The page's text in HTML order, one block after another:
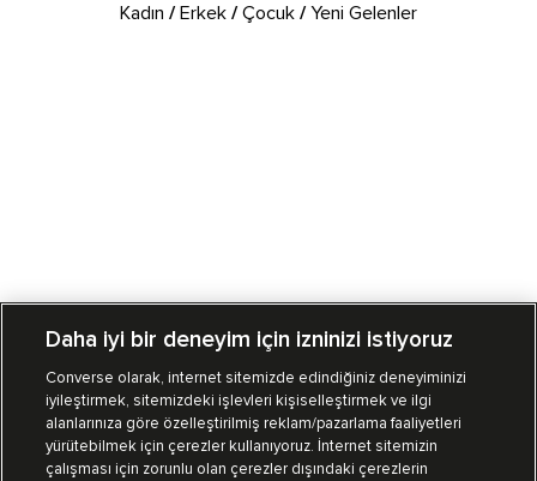
Kadın /Erkek /Çocuk /Yeni Gelenler
Mağazalarımız Sipariş Takibi
Müşteri İlişkileri
Daha iyi bir deneyim için izninizi istiyoruz
Converse olarak, internet sitemizde edindiğiniz deneyiminizi
iyileştirmek, sitemizdeki işlevleri kişiselleştirmek ve ilgi
alanlarınıza göre özelleştirilmiş reklam/pazarlama faaliyetleri
yürütebilmek için çerezler kullanıyoruz. İnternet sitemizin
çalışması için zorunlu olan çerezler dışındaki çerezlerin